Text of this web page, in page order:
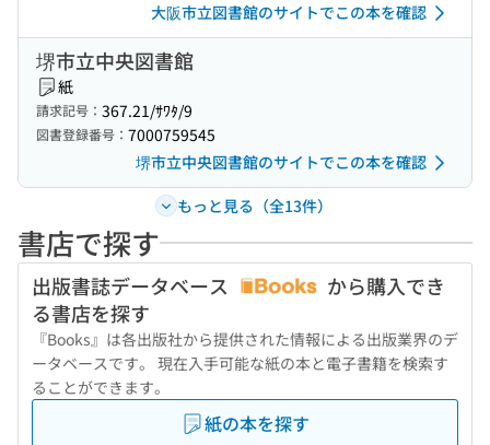
大阪市立図書館のサイトでこの本を確認
堺市立中央図書館
紙
請求記号： 367.21/ｻﾜﾀ/9
図書登録番号： 7000759545
堺市立中央図書館のサイトでこの本を確認
もっと見る（全13件）
書店で探す
出版書誌データベース
から購入でき
る書店を探す
『Books』は各出版社から提供された情報による出版業界のデ
ータベースです。 現在入手可能な紙の本と電子書籍を検索す
ることができます。
紙の本を探す